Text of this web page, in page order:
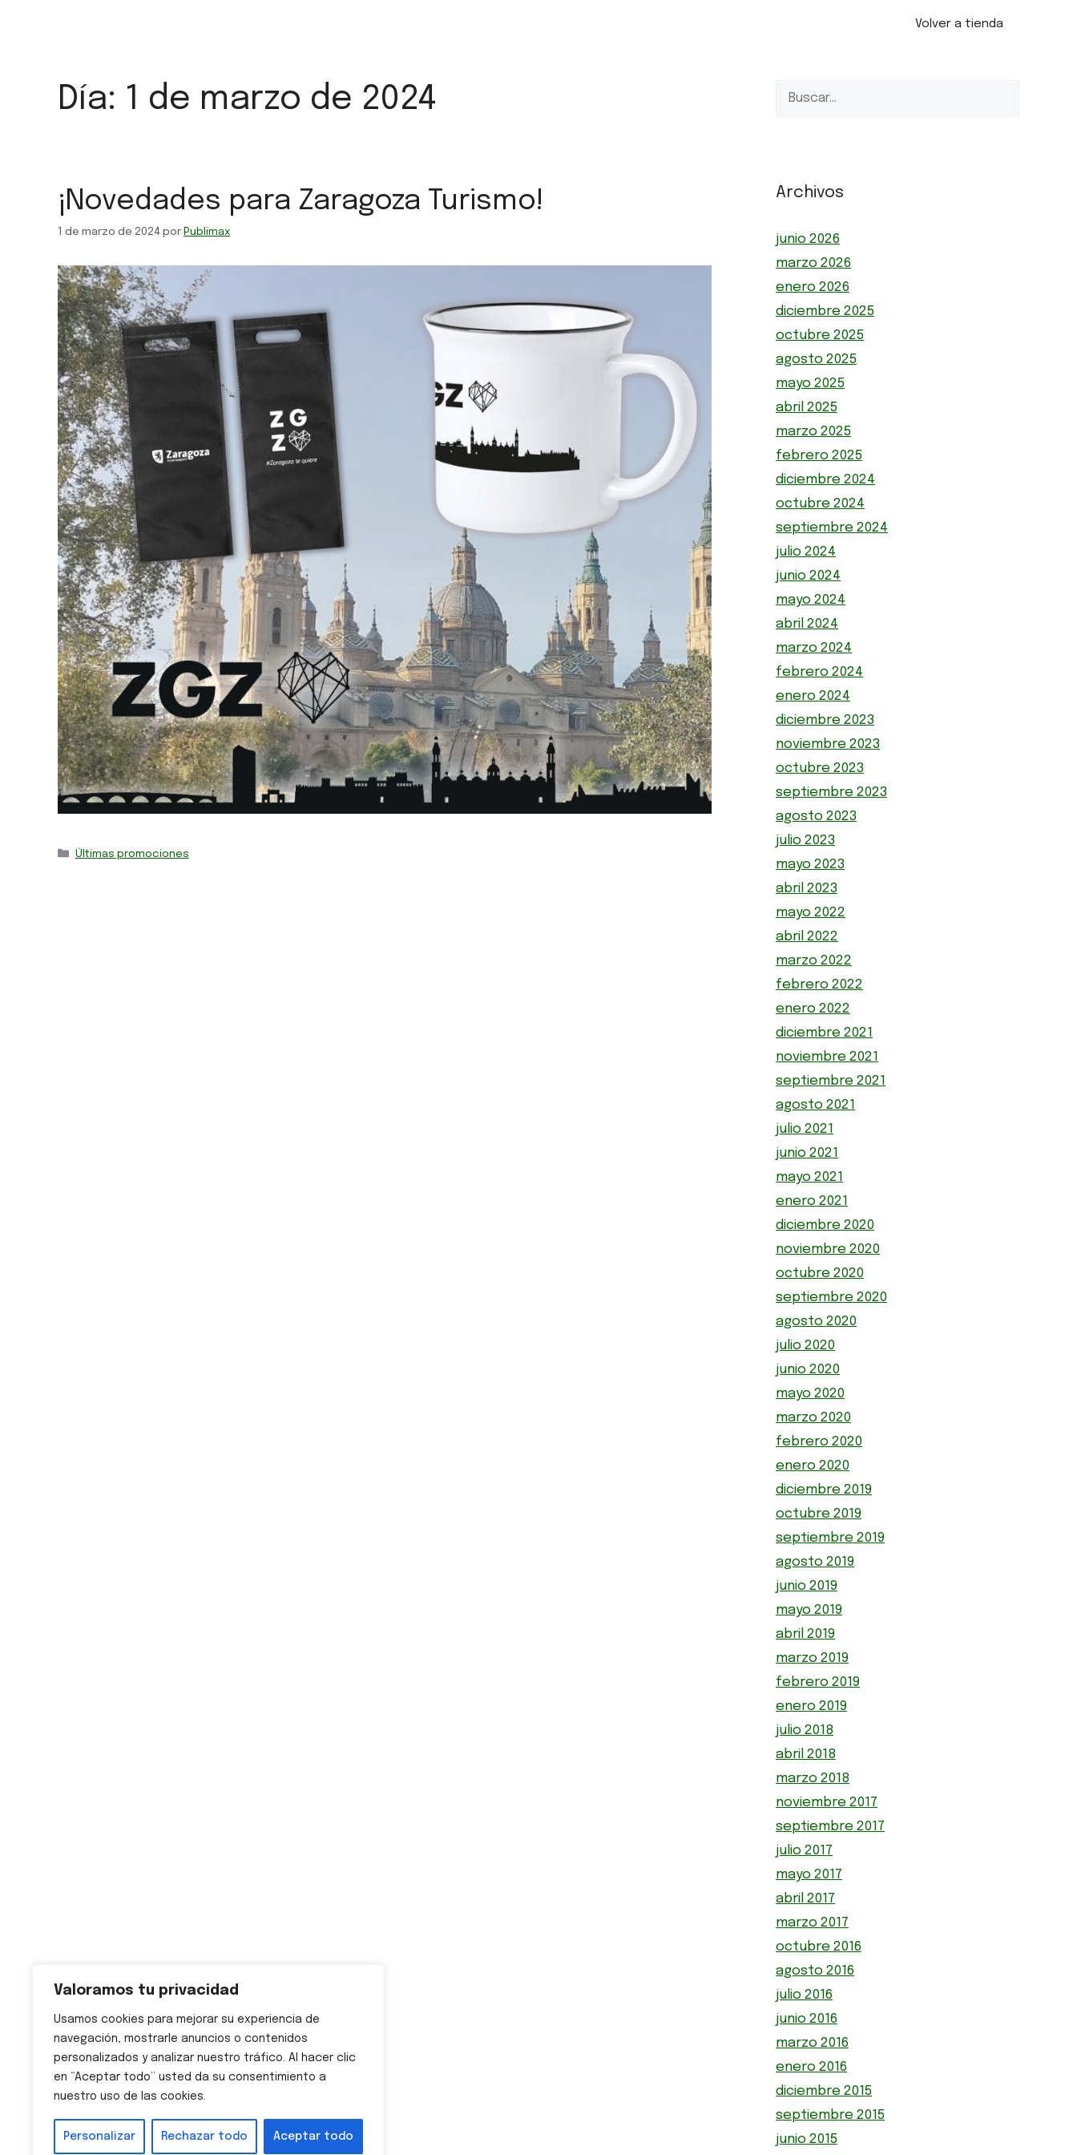
Valoramos tu privacidad
Usamos cookies para mejorar su experiencia de
navegación, mostrarle anuncios o contenidos
personalizados y analizar nuestro tráfico. Al hacer clic
en “Aceptar todo” usted da su consentimiento a
nuestro uso de las cookies.
Personalizar Rechazar todo Aceptar todo
Volver a tienda
Día: 1 de marzo de 2024
¡Novedades para Zaragoza Turismo!
1 de marzo de 2024 por Publimax
Últimas promociones
Archivos
junio 2026
marzo 2026
enero 2026
diciembre 2025
octubre 2025
agosto 2025
mayo 2025
abril 2025
marzo 2025
febrero 2025
diciembre 2024
octubre 2024
septiembre 2024
julio 2024
junio 2024
mayo 2024
abril 2024
marzo 2024
febrero 2024
enero 2024
diciembre 2023
noviembre 2023
octubre 2023
septiembre 2023
agosto 2023
julio 2023
mayo 2023
abril 2023
mayo 2022
abril 2022
marzo 2022
febrero 2022
enero 2022
diciembre 2021
noviembre 2021
septiembre 2021
agosto 2021
julio 2021
junio 2021
mayo 2021
enero 2021
diciembre 2020
noviembre 2020
octubre 2020
septiembre 2020
agosto 2020
julio 2020
junio 2020
mayo 2020
marzo 2020
febrero 2020
enero 2020
diciembre 2019
octubre 2019
septiembre 2019
agosto 2019
junio 2019
mayo 2019
abril 2019
marzo 2019
febrero 2019
enero 2019
julio 2018
abril 2018
marzo 2018
noviembre 2017
septiembre 2017
julio 2017
mayo 2017
abril 2017
marzo 2017
octubre 2016
agosto 2016
julio 2016
junio 2016
marzo 2016
enero 2016
diciembre 2015
septiembre 2015
junio 2015